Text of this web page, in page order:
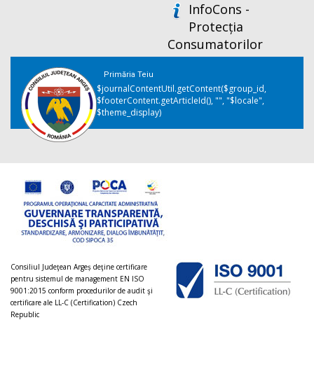
InfoCons -
Protecția
Consumatorilor
Primăria Teiu
$journalContentUtil.getContent($group_id,
$footerContent.getArticleId(), "", "$locale",
$theme_display)
Consiliul Judeţean Argeș deţine certificare
pentru sistemul de management EN ISO
9001:2015 conform procedurilor de audit şi
certificare ale LL-C (Certification) Czech
Republic